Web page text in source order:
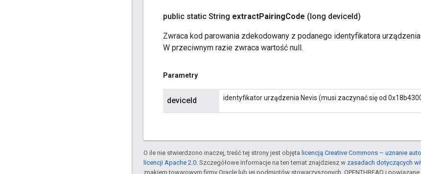
public static String extractPairingCode (long deviceId)
Zwraca kod parowania zdekodowany z podanego identyfikatora
W przeciwnym razie zwraca wartość null.
Parametry
deviceId identyfikator urządzenia Nevis (musi zaczynać się od
O ile nie stwierdzono inaczej, treść tej strony jest objęta licencją Creative Commons – uznanie
licencji Apache 2.0. Szczegółowe informacje na ten temat znajdziesz w zasadach dotyczących
znakiem towarowym firmy Oracle lub jej podmiotów stowarzyszonych. OPENTHREAD i